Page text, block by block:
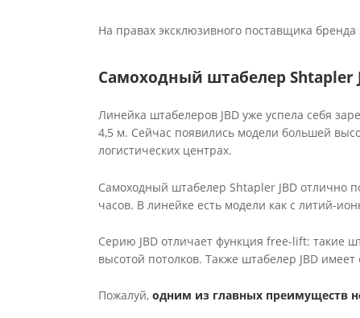
На правах эксклюзивного поставщика
Самоходный штабелер Shtapler
Линейка штабелеров JBD уже успела себя
4,5 м. Сейчас появились модели большей
логистических центрах.
Самоходный штабелер Shtapler JBD отлично
часов. В линейке есть модели как с литий-
Серию JBD отличает функция free-lift: такие
высотой потолков. Также штабелер JBD
Пожалуй, одним из главных преимуществ